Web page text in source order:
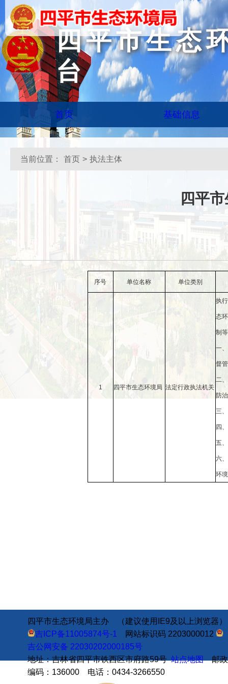
四平市生态
台
首页 基础信息
当前位置： 首页 > 执法主体
四平
序号 单位名称 单位类别
1 四平市生态环境局 法定行政执法机关
执
态
制
一
督
二
防
三
四
五
六
环
四平市生态环境局主办 （建议使用IE9及以上浏览器）
吉ICP备11005874号-1
网站标识码 2203000012
吉公网安备 22030202000185号
地址：吉林省四平市铁西区市府路59号站点地图邮政
编码：136000 电话：0434-3266550